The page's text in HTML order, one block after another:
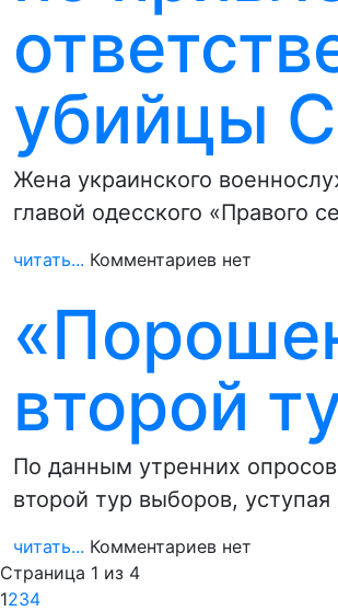
убийцы
Жена украинского
главой одесского «Правого
читать... Комментариев нет
второй
По данным утренних
второй тур выборов,
читать... Комментариев нет
Страница 1 из 4
1234